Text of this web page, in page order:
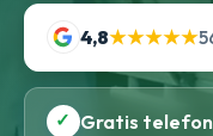
4,8★★★★★
✓ Gratis